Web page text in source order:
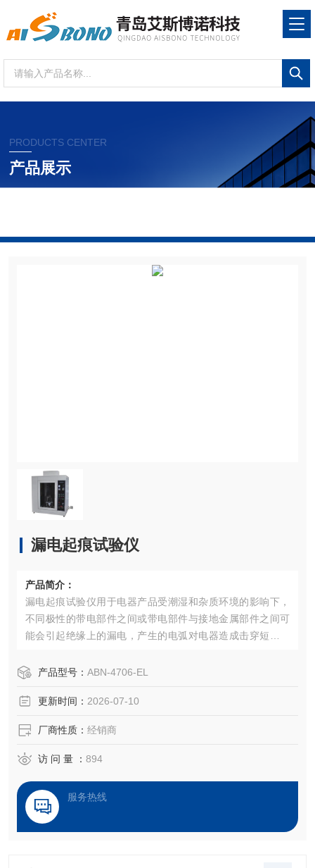
PRODUCTS CENTER
产品展示
漏电起痕试验仪
产品简介：
漏电起痕试验仪用于电器产品受潮湿和杂质环境的影响下，
不同极性的带电部件之间或带电部件与接地金属部件之间可
能会引起绝缘上的漏电，产生的电弧对电器造成击穿短路或
模拟上述情况对绝缘材料进行的一种破坏性试验，用以测试
对耐漏电起痕性。
产品型号： ABN-4706-EL
更新时间： 2026-07-10
厂商性质： 经销商
访 问 量 ： 894
服务热线